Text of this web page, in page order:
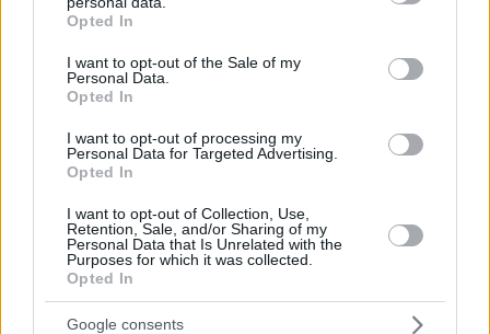
grant or deny consent to Google and its third-party tags to
use your data for below specified purposes in below Google
consent section.
Opted In
I want to opt-out of the Sale of my
Personal Data.
Opted In
I want to opt-out of processing my
Personal Data for Targeted Advertising.
Opted In
I want to opt-out of Collection, Use,
Retention, Sale, and/or Sharing of my
Personal Data that Is Unrelated with the
Purposes for which it was collected.
Opted In
Google consents
Η αμυντική συμφωνία με Πακιστάν και Σαουδική Αραβία
Φιντάν
«Θέλαμε αυτό το ματς, είμαστε ανοικτοί στο
μεταγραφικό παράθυρο», δείτε βίντεο
πριν 42 λεπτά
Όλα όσα χρειάζεται να ξέρετε για τις αντιδράσεις μιας
φοβικής γάτας
Η Ελίζαμπεθ Ελέτσι πήρε ευχή για το μωρό της, οι
φωτογραφίες από τον Άγιο Νεκτάριο
πριν μία ώρα